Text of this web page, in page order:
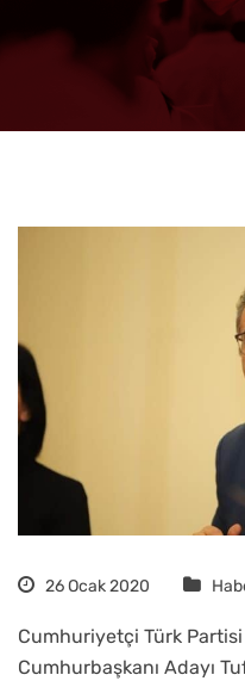
26 Ocak 2020
Cumhuriyetçi Türk Partisi
Cumhurbaşkanı Adayı